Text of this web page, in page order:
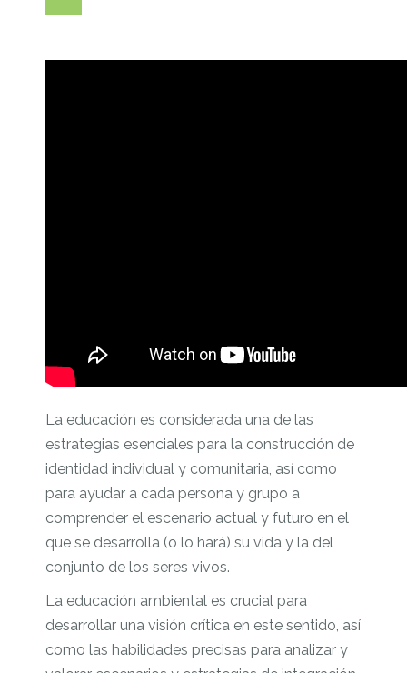
La educación es considerada una de las
estrategias esenciales para la construcción de
identidad individual y comunitaria, así como
para ayudar a cada persona y grupo a
comprender el escenario actual y futuro en el
que se desarrolla (o lo hará) su vida y la del
conjunto de los seres vivos.
La educación ambiental es crucial para
desarrollar una visión crítica en este sentido, así
como las habilidades precisas para analizar y